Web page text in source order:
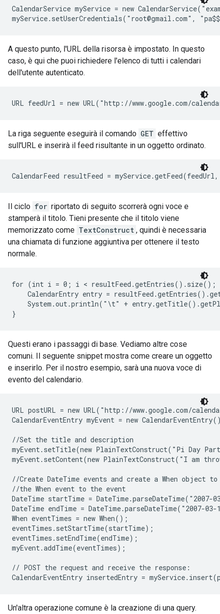
CalendarService myService = new
myService.setUserCredentials("root@gmail.com",
A questo punto, l'URL della risorsa è impostato. In questo
caso, è qui che puoi richiedere l'elenco di tutti i calendari
dell'utente autenticato.
URL feedUrl = new URL("http://www.google.com/
La riga seguente eseguirà il comando GET effettivo
sull'URL e inserirà il feed risultante in un oggetto ordinato.
CalendarFeed resultFeed =
Il ciclo for riportato di seguito scorrerà ogni voce e
stamperà il titolo. Tieni presente che il titolo viene
memorizzato come TextConstruct , quindi è necessaria
una chiamata di funzione aggiuntiva per ottenere il testo
normale.
for (int i = 0; i <
CalendarEntry entry =
System.out.println("\t" +
}
Questi erano i passaggi di base. Vediamo altre cose
comuni. Il seguente snippet mostra come creare un oggetto
e inserirlo. Per il nostro esempio, sarà una nuova voce di
evento del calendario.
URL postURL = new URL("http://www.google.com/
CalendarEventEntry myEvent = new
//Set the title and description
myEvent.setTitle(new PlainTextConstruct("Pi Day
myEvent.setContent(new PlainTextConstruct("I am
//Create DateTime events and create a When object
//the When event to the event
DateTime startTime =
DateTime endTime = DateTime.parseDateTime("2007-
When eventTimes = new When();
eventTimes.setStartTime(startTime);
eventTimes.setEndTime(endTime);
myEvent.addTime(eventTimes);
// POST the request and receive the response:
Un'altra operazione comune è la creazione di una query.